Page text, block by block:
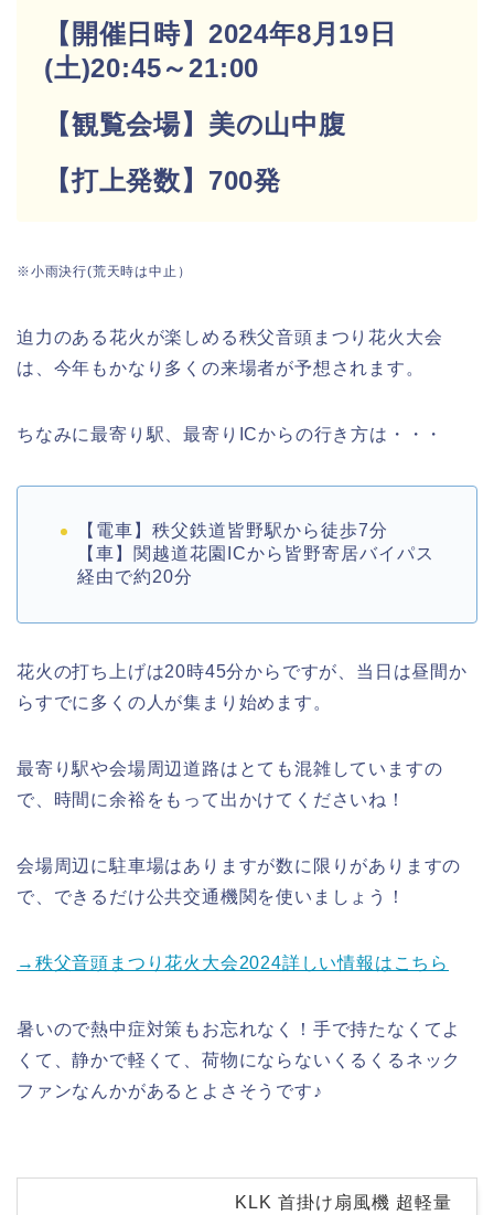
【開催日時】2024年8月19日
(土)20:45～21:00
【観覧会場】美の山中腹
【打上発数】700発
※小雨決行(荒天時は中止）
迫力のある花火が楽しめる秩父音頭まつり花火大会
は、今年もかなり多くの来場者が予想されます。
ちなみに最寄り駅、最寄りICからの行き方は・・・
【電車】秩父鉄道皆野駅から徒歩7分
【車】関越道花園ICから皆野寄居バイパス
経由で約20分
花火の打ち上げは20時45分からですが、当日は昼間か
らすでに多くの人が集まり始めます。
最寄り駅や会場周辺道路はとても混雑していますの
で、時間に余裕をもって出かけてくださいね！
会場周辺に駐車場はありますが数に限りがありますの
で、できるだけ公共交通機関を使いましょう！
→秩父音頭まつり花火大会2024詳しい情報はこちら
暑いので熱中症対策もお忘れなく！手で持たなくてよ
くて、静かで軽くて、荷物にならないくるくるネック
ファンなんかがあるとよさそうです♪
KLK 首掛け扇風機 超軽量